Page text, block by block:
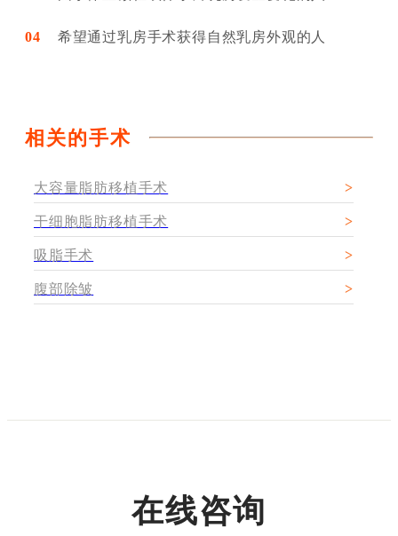
04 希望通过乳房手术获得自然乳房外观的人
相关的手术
大容量脂肪移植手术
干细胞脂肪移植手术
吸脂手术
腹部除皱
在线咨询